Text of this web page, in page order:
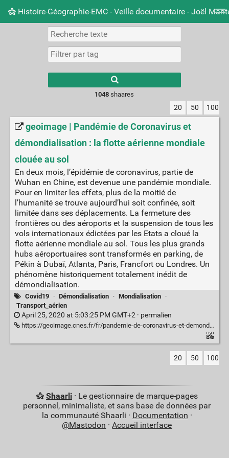
Histoire-Géographie-EMC - Veille documentaire - Joël
Nuage de tags Mur d'images
results.
1048 shaares
20 50 100
geoimage | Pandémie de Coronavirus et
démondialisation : la flotte aérienne mondiale
clouée au sol
En deux mois, l’épidémie de coronavirus, partie de
Wuhan en Chine, est devenue une pandémie mondiale.
Pour en limiter les effets, plus de la moitié de
l’humanité se trouve aujourd’hui soit confinée, soit
limitée dans ses déplacements. La fermeture des
frontières ou des aéroports et la suspension de tous les
vols internationaux édictées par les Etats a cloué la
flotte aérienne mondiale au sol. Tous les plus grands
hubs aéroportuaires sont transformés en parking, de
Pékin à Dubaï, Atlanta, Paris, Francfort ou Londres. Un
phénomène historiquement totalement inédit de
démondialisation.
Covid19 · Démondialisation · Mondialisation ·
Transport_aérien
April 25, 2020 at 5:03:25 PM GMT+2 · permalien
https://geoimage.cnes.fr/fr/pandemie-de-coronavirus-et-demondialisation-la-flotte-aerienne-mondiale-clouee-au-sol
20 50 100
Shaarli· Le gestionnaire de marque-pages
personnel, minimaliste, et sans base de données par
la communauté Shaarli · Documentation ·
@Mastodon ·Accueil interface